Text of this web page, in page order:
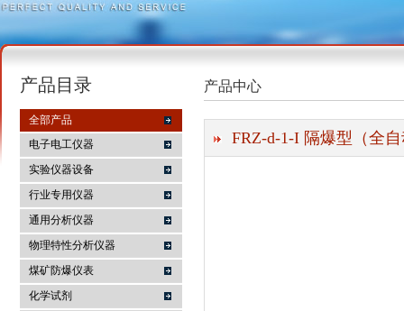
麦科仪（北京）科技有限公司
产品目录
全部产品
电子电工仪器
实验仪器设备
行业专用仪器
通用分析仪器
物理特性分析仪器
煤矿防爆仪表
化学试剂
产品中心
FRZ-d-1-I 隔爆型（全